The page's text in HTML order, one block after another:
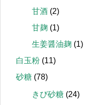
甘酒 (2)
甘麹 (1)
生姜醤油麹 (1)
白玉粉 (11)
砂糖 (78)
きび砂糖 (24)